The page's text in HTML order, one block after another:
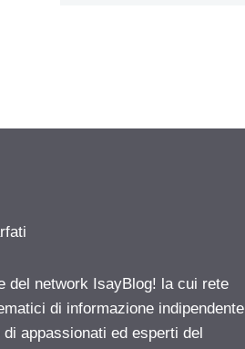
del network IsayBlog! la cui rete
di informazione indipendente
appassionati ed esperti del